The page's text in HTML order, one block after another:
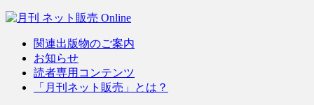
関連出版物のご案内
お知らせ
読者専用コンテンツ
「月刊ネット販売」とは？